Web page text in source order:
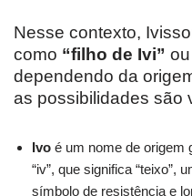
Nesse contexto,
como “filho de Ivi” ou
dependendo da
as possibilidades são
Ivo é um nome de origem
“iv”, que significa “teixo”,
símbolo de resistência e